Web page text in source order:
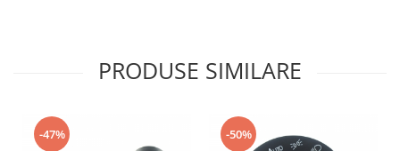
PRODUSE SIMILARE
-47% -50%